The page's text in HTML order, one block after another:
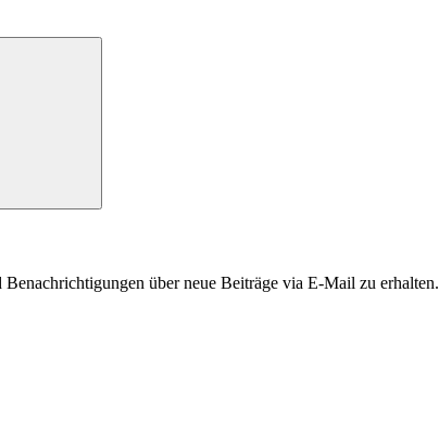
über neue Beiträge via E-Mail zu erhalten.